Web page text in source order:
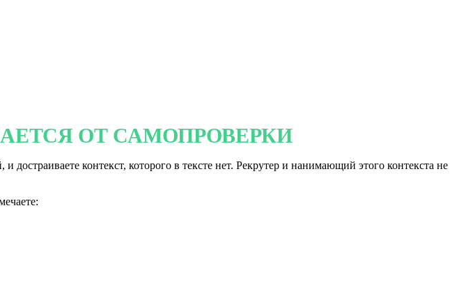
ОТ САМОПРОВЕРКИ
контекст, которого в тексте нет. Рекрутер и нанимающий этого контекста не